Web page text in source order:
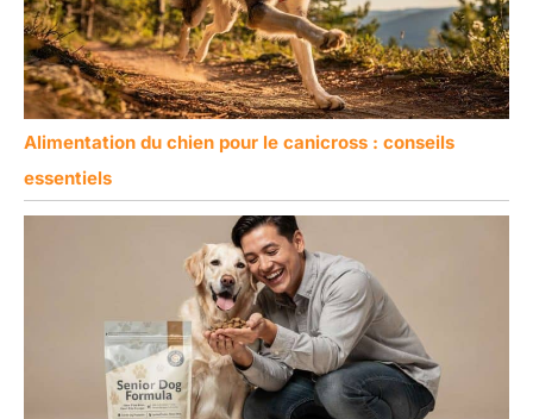
Alimentation du chien pour le canicross : conseils
essentiels